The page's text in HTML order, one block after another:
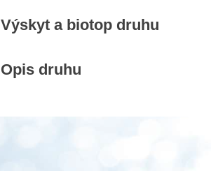
Výskyt a biotop druhu
Opis druhu